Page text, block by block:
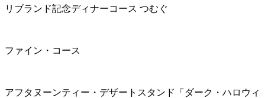
リブランド記念ディナーコース つむぐ
ファイン・コース
アフタヌーンティー・デザートスタンド「ダーク・ハロウィ